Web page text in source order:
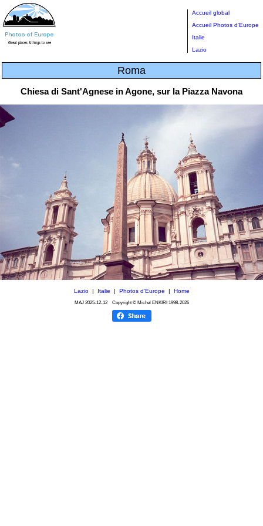
Accueil global
Accueil Photos d'Europe
Italie
Lazio
Roma
Chiesa di Sant'Agnese in Agone, sur la Piazza Navona
Lazio| Italie Photos d'Europe Home
MAJ 2025-12-12Copyright © Michel ENKIRI 1998-2026